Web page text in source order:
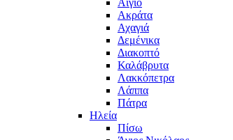
Αίγιο
Ακράτα
Αχαγιά
Δεμένικα
Διακοπτό
Καλάβρυτα
Λακκόπετρα
Λάππα
Πάτρα
Ηλεία
Πίσω